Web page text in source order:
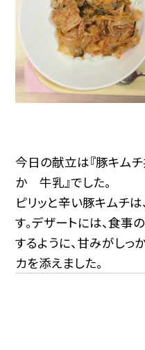
今日の献立は『豚キム
か 牛乳』でした。
ピリッと辛い豚キムチ
す。デザートには、食事
するように、甘みがし
カを添えました。